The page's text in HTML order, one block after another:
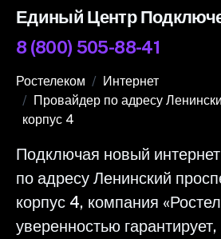
Единый Центр
8 (800) 505-88-41
Ростелеком
Интернет
Провайдер по адресу
корпус 4
Подключая новый
по адресу Ленинский
корпус 4, компания
уверенностью гарантирует,